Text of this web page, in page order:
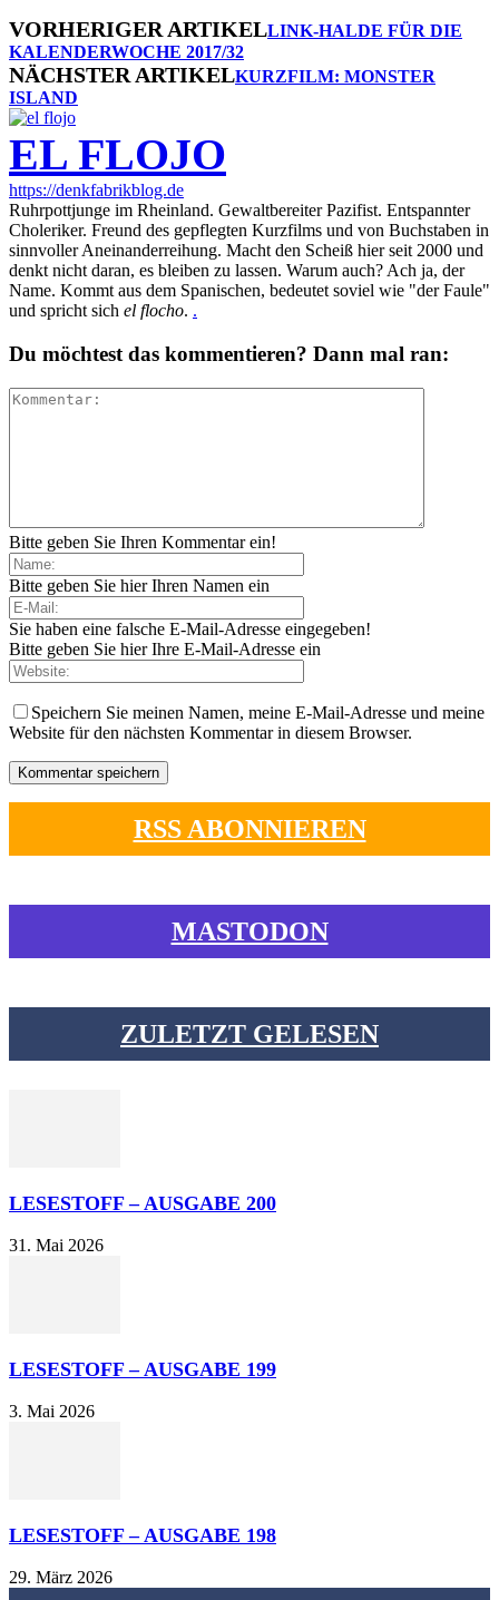
VORHERIGER ARTIKELLINK-HALDE FÜR DIE
KALENDERWOCHE 2017/32
NÄCHSTER ARTIKELKURZFILM: MONSTER
ISLAND
EL FLOJO
https://denkfabrikblog.de
Ruhrpottjunge im Rheinland. Gewaltbereiter Pazifist. Entspannter
Choleriker. Freund des gepflegten Kurzfilms und von Buchstaben in
sinnvoller Aneinanderreihung. Macht den Scheiß hier seit 2000 und
denkt nicht daran, es bleiben zu lassen. Warum auch? Ach ja, der
Name. Kommt aus dem Spanischen, bedeutet soviel wie "der Faule"
und spricht sich el flocho. .
Du möchtest das kommentieren? Dann mal ran:
Bitte geben Sie Ihren Kommentar ein!
Bitte geben Sie hier Ihren Namen ein
Sie haben eine falsche E-Mail-Adresse eingegeben!
Bitte geben Sie hier Ihre E-Mail-Adresse ein
Speichern Sie meinen Namen, meine E-Mail-Adresse und meine
Website für den nächsten Kommentar in diesem Browser.
RSS ABONNIEREN
MASTODON
ZULETZT GELESEN
LESESTOFF – AUSGABE 200
31. Mai 2026
LESESTOFF – AUSGABE 199
3. Mai 2026
LESESTOFF – AUSGABE 198
29. März 2026